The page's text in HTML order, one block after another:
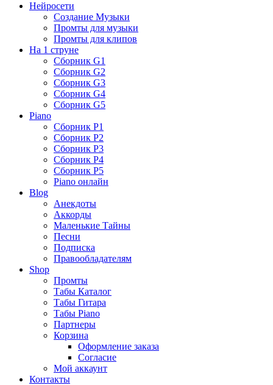
Нейросети
Создание Музыки
Промты для музыки
Промты для клипов
На 1 струне
Сборник G1
Сборник G2
Сборник G3
Сборник G4
Сборник G5
Piano
Сборник P1
Сборник P2
Сборник P3
Сборник P4
Сборник P5
Piano онлайн
Blog
Анекдоты
Аккорды
Маленькие Тайны
Песни
Подписка
Правообладателям
Shop
Промты
Табы Каталог
Табы Гитара
Табы Piano
Партнеры
Корзина
Оформление заказа
Согласие
Мой аккаунт
Контакты